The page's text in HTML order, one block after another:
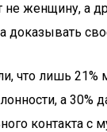
не женщину, а
доказывать
что лишь
а 30%
контакта с